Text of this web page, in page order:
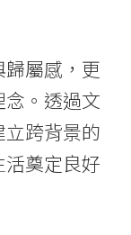
屬感，更
。透過文
跨背景的
奠定良好